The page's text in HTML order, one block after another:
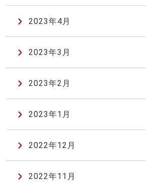
2023年4月
2023年3月
2023年2月
2023年1月
2022年12月
2022年11月